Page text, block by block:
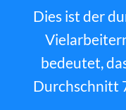
Dies ist der
bedeutet,
Durchschnitt